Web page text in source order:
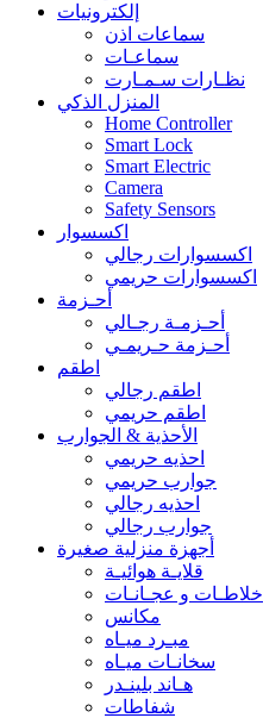
إلكترونيات
سماعات اذن
سماعـات
نظـارات سـمـارت
المنزل الذكي
Home Controller
Smart Lock
Smart Electric
Camera
Safety Sensors
اكسسوار
اكسسوارات رجالي
اكسسوارات حريمي
أحـزمة
أحـزمـة رجـالي
أحـزمة حـريمـي
اطقم
اطقم رجالي
اطقم حريمي
الأحذية & الجوارب
احذيه حريمي
جوارب حريمي
احذيه رجالي
جوارب رجالي
أجهزة منزلية صغيرة
قلايـة هوائيـة
خلاطـات و عجـانـات
مكانس
مبـرد ميـاه
سخانـات ميـاه
هـاند بلينـدر
شفاطات